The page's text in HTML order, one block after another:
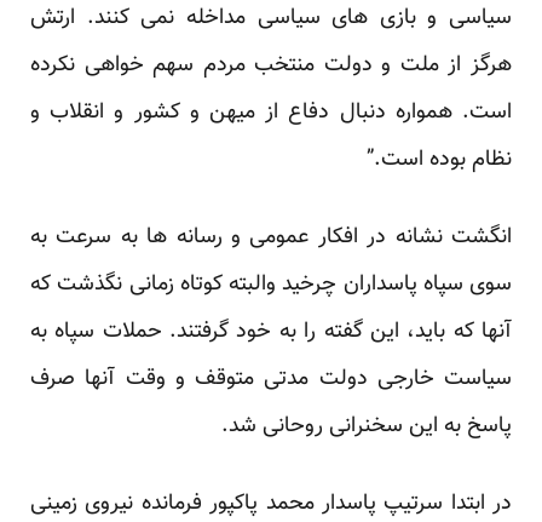
سیاسی و بازی های سیاسی مداخله نمی کنند. ارتش
هرگز از ملت و دولت منتخب مردم سهم خواهی نکرده
است. همواره دنبال دفاع از میهن و کشور و انقلاب و
نظام بوده است.”
انگشت نشانه در افکار عمومی و رسانه ها به سرعت به
سوی سپاه پاسداران چرخید والبته کوتاه زمانی نگذشت که
آنها که باید، این گفته را به خود گرفتند. حملات سپاه به
سیاست خارجی دولت مدتی متوقف و وقت آنها صرف
پاسخ به این سخنرانی روحانی شد.
در ابتدا سرتیپ پاسدار محمد پاکپور فرمانده نیروی زمینی